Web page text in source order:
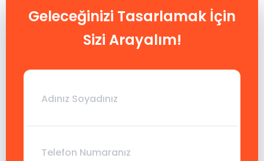
Geleceğinizi Tasarlamak İçin
Sizi Arayalım!